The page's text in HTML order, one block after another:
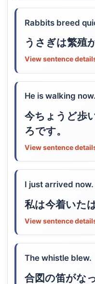
Rabbits breed
うさぎは繁殖
View sentence
He is walking now.
今ちょうど歩
ろです。
View sentence
I just arrived now.
私は今着いた
View sentence
The whistle blew.
合図の笛がな